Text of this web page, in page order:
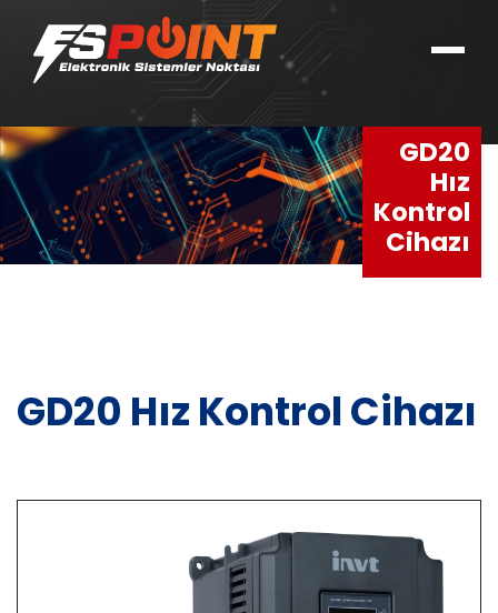
GD20
Hız
Kontrol
Cihazı
GD20 Hız Kontrol Cihazı